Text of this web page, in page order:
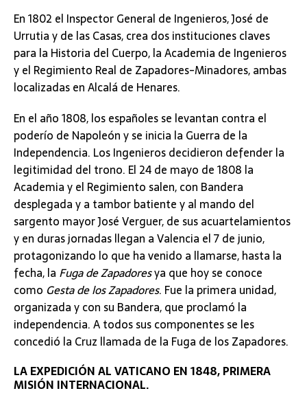
En 1802 el Inspector General de Ingenieros, José de
Urrutia y de las Casas, crea dos instituciones claves
para la Historia del Cuerpo, la Academia de Ingenieros
y el Regimiento Real de Zapadores-Minadores, ambas
localizadas en Alcalá de Henares.
En el año 1808, los españoles se levantan contra el
poderío de Napoleón y se inicia la Guerra de la
Independencia. Los Ingenieros decidieron defender la
legitimidad del trono. El 24 de mayo de 1808 la
Academia y el Regimiento salen, con Bandera
desplegada y a tambor batiente y al mando del
sargento mayor José Verguer, de sus acuartelamientos
y en duras jornadas llegan a Valencia el 7 de junio,
protagonizando lo que ha venido a llamarse, hasta la
fecha, la Fuga de Zapadoresya que hoy se conoce
como Gesta de los Zapadores. Fue la primera unidad,
organizada y con su Bandera, que proclamó la
independencia. A todos sus componentes se les
concedió la Cruz llamada de la Fuga de los Zapadores.
LA EXPEDICIÓN AL VATICANO EN 1848, PRIMERA
MISIÓN INTERNACIONAL.